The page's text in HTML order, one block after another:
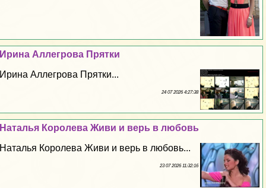
Ирина Аллегрова Прятки
Ирина Аллегрова Прятки...
24 07 2026 4:27:38
Наталья Королева Живи и верь в любовь
Наталья Королева Живи и верь в любовь...
23 07 2026 11:32:16